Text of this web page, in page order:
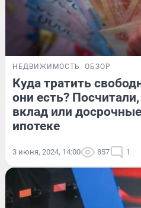
НЕДВИЖИМОСТЬ ОБЗОР
Куда тратить
они есть?
вклад или
ипотеке
3 июня, 2024, 14:00 857 1